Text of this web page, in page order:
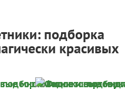
подборка
красивых